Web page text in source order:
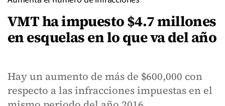
VMT ha impuesto $4.7 millones
en esquelas en lo que va del año
Hay un aumento de más de $600,000 con
respecto a las infracciones impuestas en el